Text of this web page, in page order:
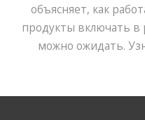
объясняет, как
продукты включать в
можно ожидать.